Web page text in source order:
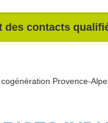
des contacts
Provence-